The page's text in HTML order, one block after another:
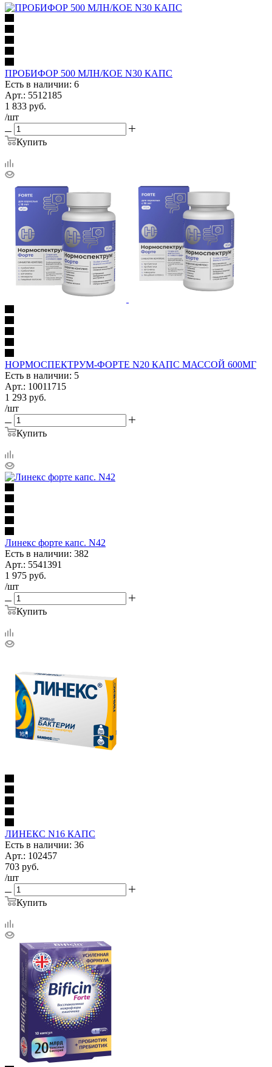
ПРОБИФОР 500 МЛН/КОЕ N30 КАПС
Есть в наличии: 6
Арт.: 5512185
1 833 руб.
/шт
Купить
НОРМОСПЕКТРУМ-ФОРТЕ N20 КАПС МАССОЙ 600МГ
Есть в наличии: 5
Арт.: 10011715
1 293 руб.
/шт
Купить
Линекс форте капс. N42
Есть в наличии: 382
Арт.: 5541391
1 975 руб.
/шт
Купить
ЛИНЕКС N16 КАПС
Есть в наличии: 36
Арт.: 102457
703 руб.
/шт
Купить